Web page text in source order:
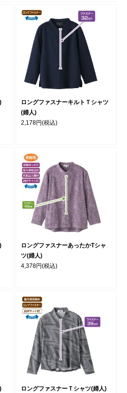
ロングファスナーキルトＴシャツ
(婦人)
2,178円(税込)
ロングファスナーあったかTシャ
ツ(婦人)
4,378円(税込)
ロングファスナーＴシャツ(婦人)